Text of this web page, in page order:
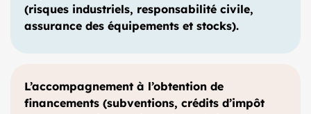
(risques industriels, responsabilité civile,
assurance des équipements et stocks).
L’accompagnement à l’obtention de
financements (subventions, crédits d’impôt